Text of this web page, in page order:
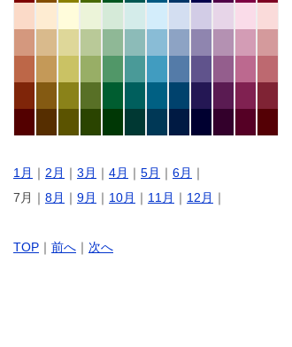
1月 ｜ 2月 ｜ 3月 ｜ 4月 ｜ 5月 ｜ 6月 ｜
7月｜ 8月 ｜ 9月 ｜ 10月 ｜ 11月 ｜ 12月 ｜
TOP ｜ 前へ ｜ 次へ